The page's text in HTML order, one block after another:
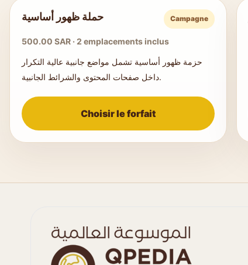
حملة ظهور أساسية Campagne
500.00 SAR · 2 emplacements inclus
حزمة ظهور أساسية تشمل مواضع جانبية عالية التكرار
داخل صفحات المحتوى والشرائط الجانبية.
Choisir le forfait